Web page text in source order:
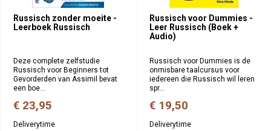
Russisch zonder moeite -
Leerboek Russisch
Deze complete zelfstudie
Russisch voor Beginners tot
Gevorderden van Assimil bevat
een boe...
€ 23,95
Deliverytime
Russisch voor Dummies -
Leer Russisch (Boek +
Audio)
Russisch voor Dummies is de
onmisbare taalcursus voor
iedereen die Russisch wil leren
spr...
€ 19,50
Deliverytime